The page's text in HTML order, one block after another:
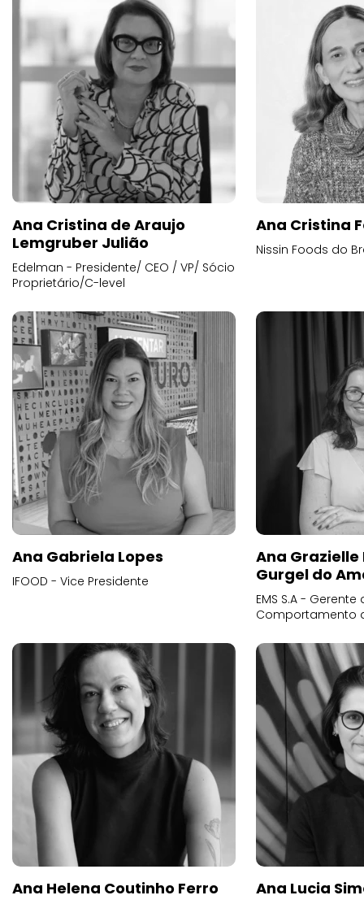
Ana Cristina de Araujo
Lemgruber Julião
Edelman - Presidente/ CEO / VP/ Sócio
Proprietário/C-level
Ana Cristina
Nissin Foods do
Ana Gabriela Lopes
IFOOD - Vice Presidente
Ana
Gurgel do
EMS S.A -
Comportamento
Ana Helena Coutinho Ferro Ana Lucia